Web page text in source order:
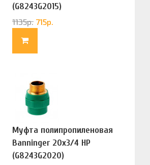
(G8243G2015)
1135р. 715р.
Муфта полипропиленовая
Banninger 20х3/4 НР
(G8243G2020)